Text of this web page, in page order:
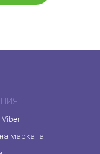
Viber
марката